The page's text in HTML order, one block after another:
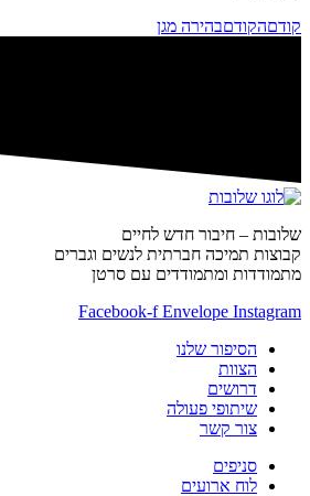
קודםהקודםבהירה מגן
שלובות – חיבור חדש לחיים
קבוצות תמיכה חברתית לנשים וגברים
מתמודדות ומתמודדים עם סרטן
Facebook-f Envelope Instagram
הסיפור שלנו
הצוות
דרושים
שיתופי פעולה
צור קשר
סניפים
לוח ארועים